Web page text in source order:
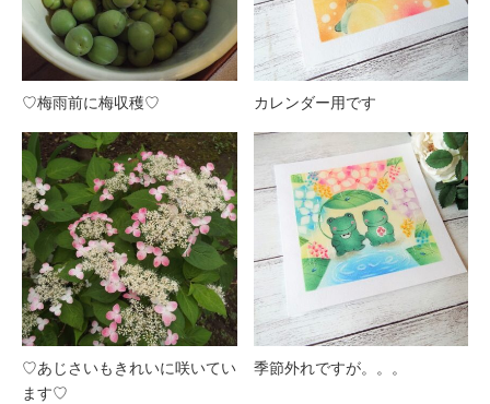
♡梅雨前に梅収穫♡ カレンダー用です
♡あじさいもきれいに咲いてい
ます♡
季節外れですが。。。